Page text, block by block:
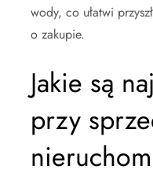
wody, co ułatwi
o zakupie.
Jakie są
przy